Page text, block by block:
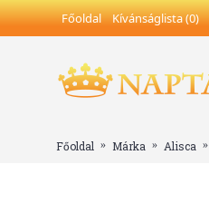
Főoldal Kívánságlista (0)
Főoldal Márka Alisca